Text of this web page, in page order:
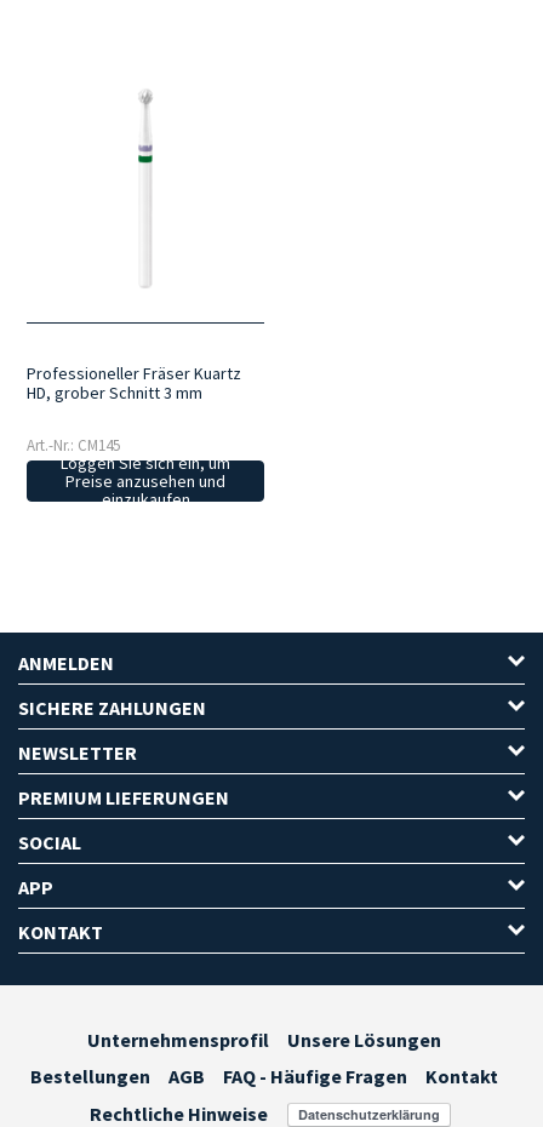
Professioneller Fräser Kuartz
HD, grober Schnitt 3 mm
Art.-Nr.: CM145
Loggen Sie sich ein, um
Preise anzusehen und
einzukaufen
ANMELDEN
SICHERE ZAHLUNGEN
NEWSLETTER
PREMIUM LIEFERUNGEN
SOCIAL
APP
KONTAKT
Unternehmensprofil
Unsere Lösungen
Bestellungen
AGB FAQ - Häufige Fragen
Kontakt
Rechtliche Hinweise